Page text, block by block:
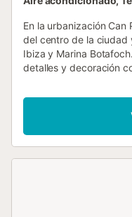
En la urbanización Can
del centro de la
Ibiza y Marina
detalles y decoración
bahía de Talamanca y
más cercanas son
5-10 minutos en
vacaciones en